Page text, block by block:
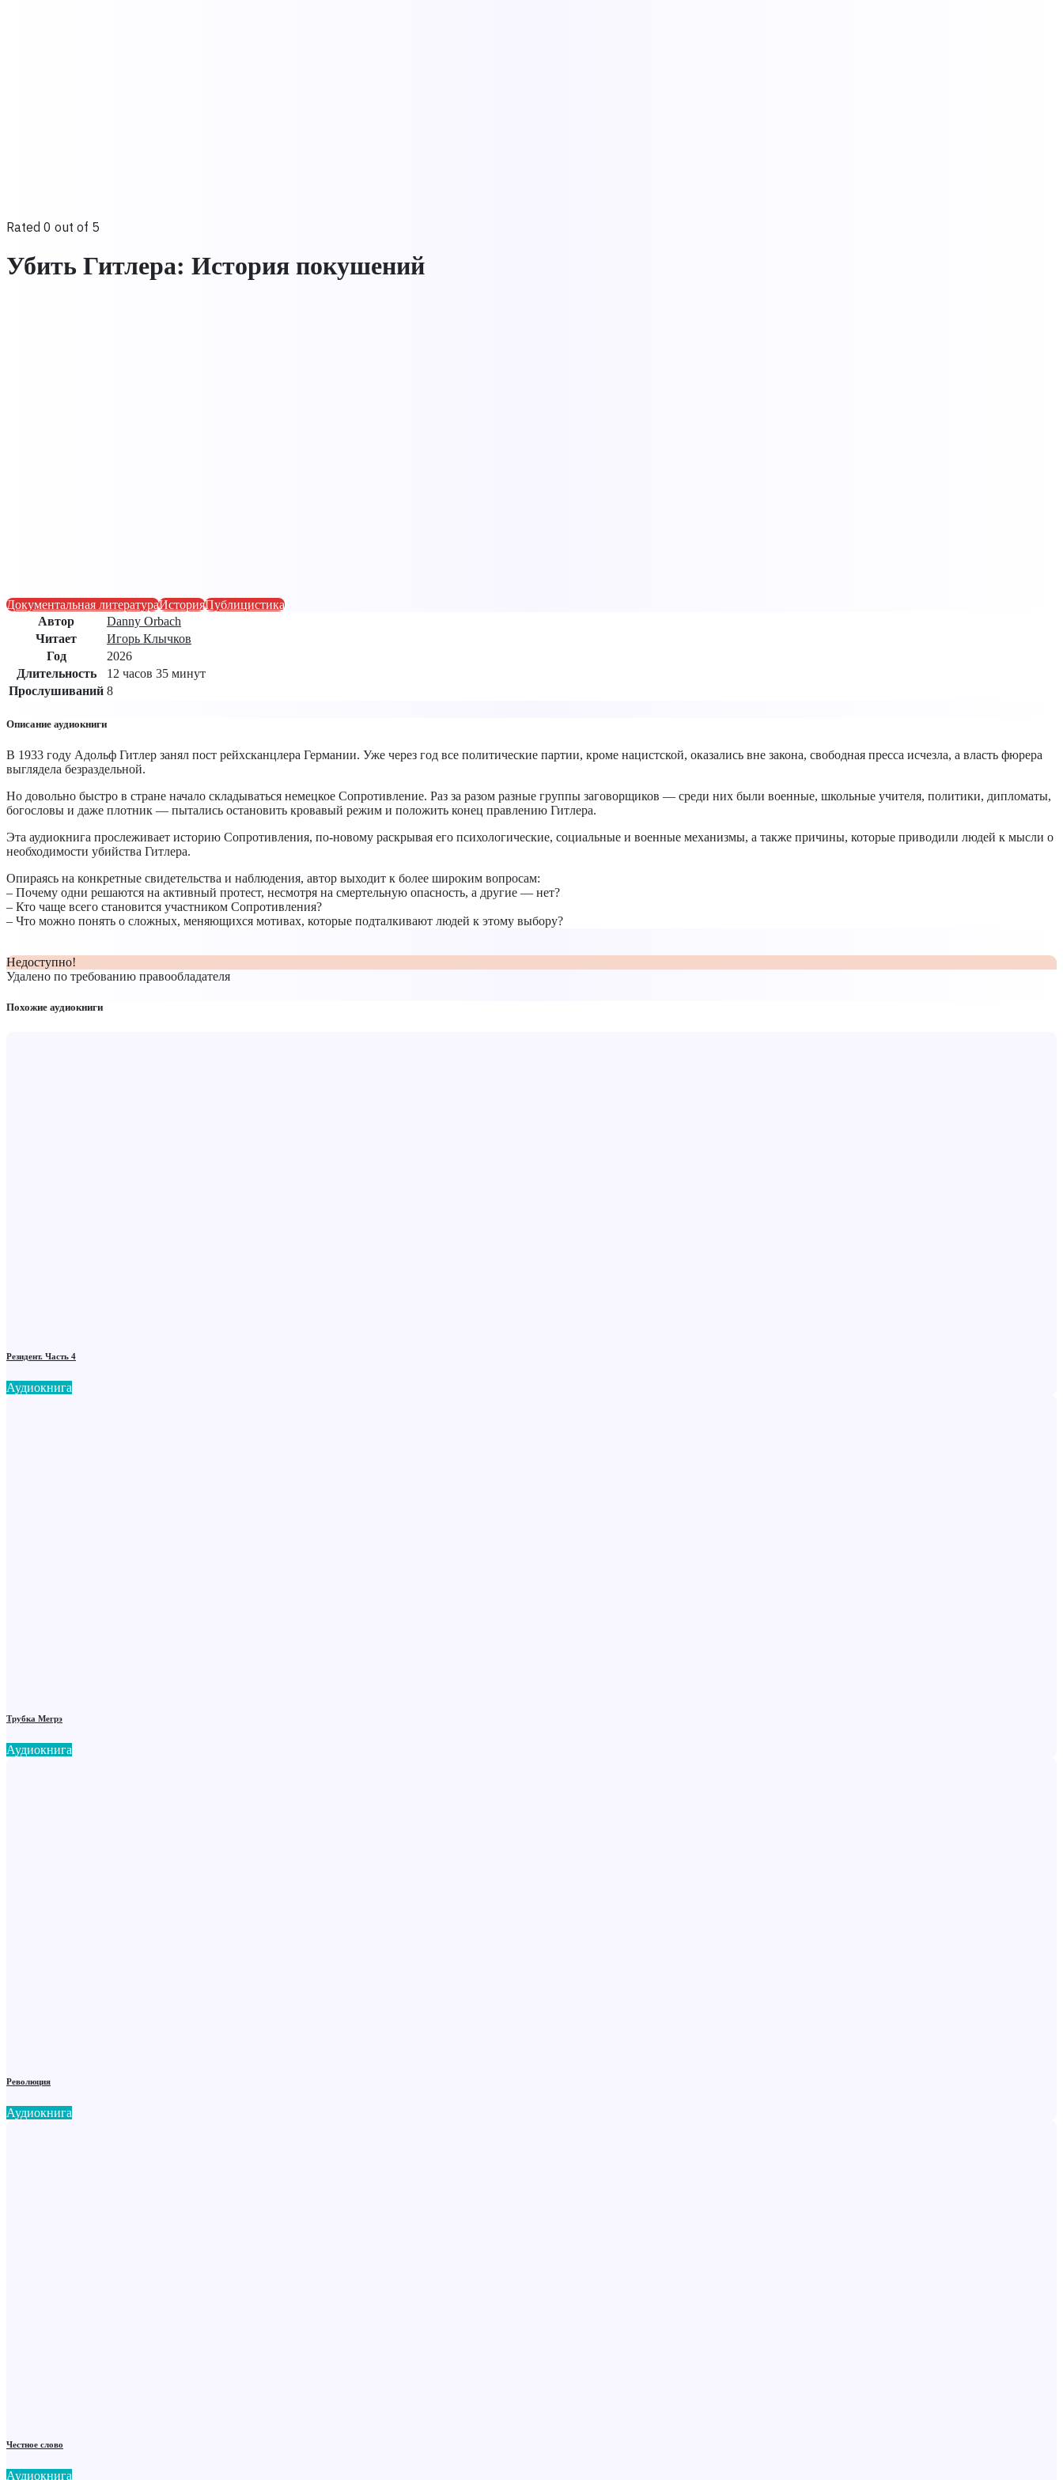
Rated 0 out of 5
Убить Гитлера: История покушений
Документальная литератураИсторияПублицистика
Автор
Danny Orbach
Читает
Игорь Клычков
Год
2026
Длительность
12 часов 35 минут
Прослушиваний 8
Описание аудиокниги
В 1933 году Адольф Гитлер занял пост рейхсканцлера Германии. Уже через год все политические партии, кроме нацистской, оказались вне закона, свободная пресса исчезла, а власть фюрера
выглядела безраздельной.
Но довольно быстро в стране начало складываться немецкое Сопротивление. Раз за разом разные группы заговорщиков — среди них были военные, школьные учителя, политики, дипломаты,
богословы и даже плотник — пытались остановить кровавый режим и положить конец правлению Гитлера.
Эта аудиокнига прослеживает историю Сопротивления, по-новому раскрывая его психологические, социальные и военные механизмы, а также причины, которые приводили людей к мысли о
необходимости убийства Гитлера.
Опираясь на конкретные свидетельства и наблюдения, автор выходит к более широким вопросам:
– Почему одни решаются на активный протест, несмотря на смертельную опасность, а другие — нет?
– Кто чаще всего становится участником Сопротивления?
– Что можно понять о сложных, меняющихся мотивах, которые подталкивают людей к этому выбору?
Недоступно!
Удалено по требованию правообладателя
Похожие аудиокниги
Резидент. Часть 4
Аудиокнига
Трубка Мегрэ
Аудиокнига
Революция
Аудиокнига
Честное слово
Аудиокнига